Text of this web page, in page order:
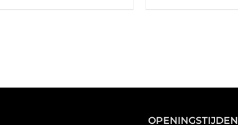
OPENINGSTIJDEN